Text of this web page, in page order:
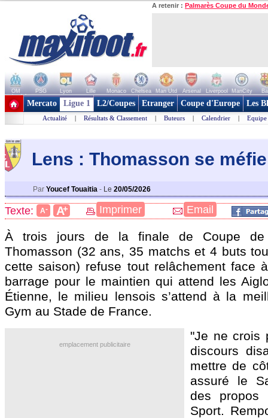
A retenir : Palmarès Coupe du
OM PSG Lyon Lille Monaco Chelsea Man Utd Arsenal Liverpool ManCity
+ de clubs
Mercato Ligue 1 L2/Coupes Etranger Coupe d'Europe Les
Actualité | Résultats & Classement | Buteurs | Calendrier | Equipe
Lens : Thomasson se
Par Youcef Touaitia - Le 20/05/2026
Texte: A- A+ Imprimer Email
À trois jours de la finale de Coupe de
Thomasson (32 ans, 35 matchs et 4 buts
cette saison) refuse tout relâchement face
barrage pour le maintien qui attend les
Étienne, le milieu lensois s’attend à la
Gym au Stade de France.
emplacement publicitaire
"Je ne crois
discours
mettre de
assuré le
des propos
Sport.